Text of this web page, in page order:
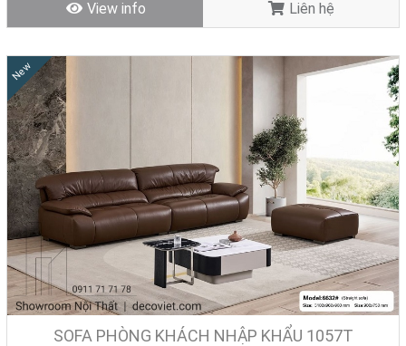
View info Liên hệ
New
SOFA PHÒNG KHÁCH NHẬP KHẨU 1057T